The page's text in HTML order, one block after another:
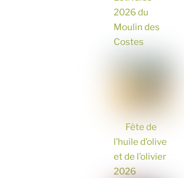
2026 du
Moulin des
Costes
Fête de
l’huile d’olive
et de l’olivier
2026